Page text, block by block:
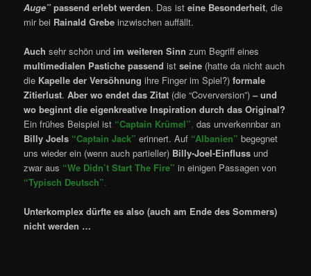
Auge” passend erlebt werden. Das isteine Besonderheit, die
mir bei Rainald Grebe inzwischen auffällt.
Auch sehr schön und im weiteren Sinn zum Begriff eines
multimedialen Pastiche passend istseine (hatte da nicht auch
die Kapelle der Versöhnung ihre Finger im Spiel?)formale
Zitierlust.Aber wo endet das Zitat (die “Coverversion”)–und
wo beginnt die eigenkreative Inspiration durch das Original?
Ein frühes Beispiel ist “Captain Krümel”, das unverkennbar an
Billy Joels “Captain Jack” erinnert. Auf “Albanien” begegnet
uns wieder ein (wenn auch partieller) Billy-Joel-Einfluss und
zwar aus “We Didn’t Start The Fire” in einigen Passagen von
“Typisch Deutsch”.
Unterkomplex dürfte es also (auch am Ende des Sommers)
nicht werden …